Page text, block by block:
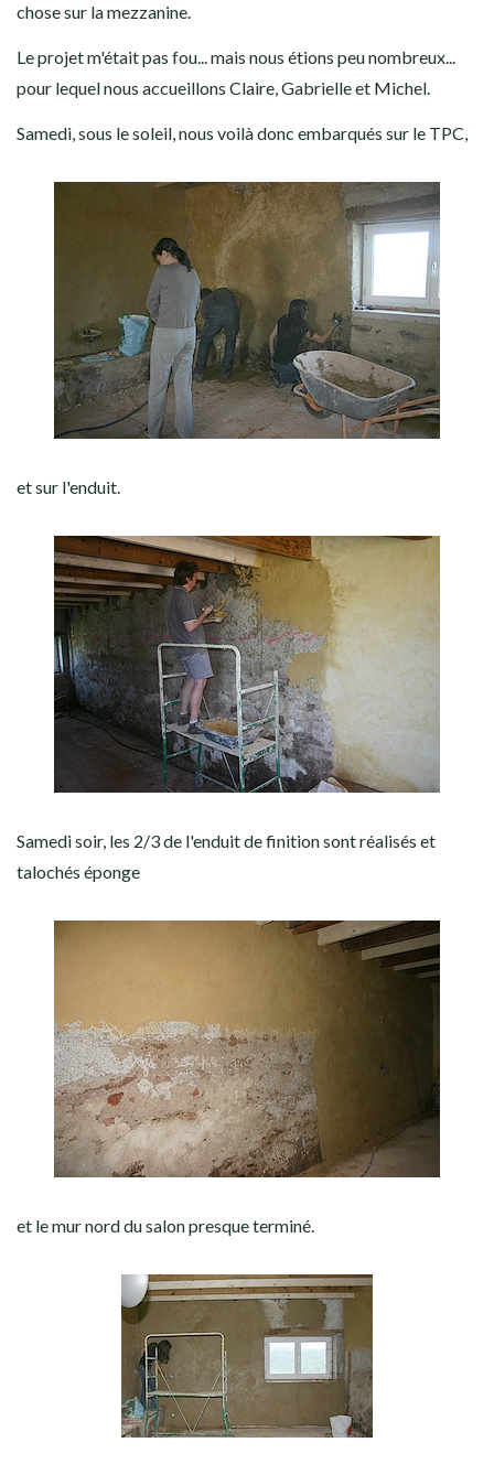
chose sur la mezzanine.
Le projet m'était pas fou... mais nous étions peu nombreux...
pour lequel nous accueillons Claire, Gabrielle et Michel.
Samedi, sous le soleil, nous voilà donc embarqués sur le TPC,
et sur l'enduit.
Samedi soir, les 2/3 de l'enduit de finition sont réalisés et
talochés éponge
et le mur nord du salon presque terminé.